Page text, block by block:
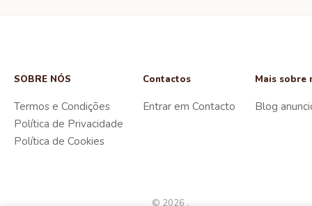
SOBRE NÓS
Termos e Condições
Política de Privacidade
Política de Cookies
Contactos
Entrar em Contacto
Mais sobre
Blog
© 2026 .